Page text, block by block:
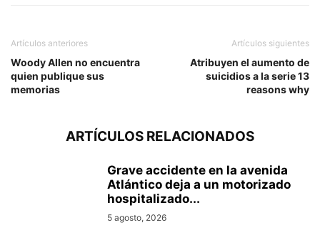
Artículos anteriores
Woody Allen no encuentra
quien publique sus
memorias
Artículos siguientes
Atribuyen el aumento de
suicidios a la serie 13
reasons why
ARTÍCULOS RELACIONADOS
Grave accidente en la avenida
Atlántico deja a un motorizado
hospitalizado...
5 agosto, 2026